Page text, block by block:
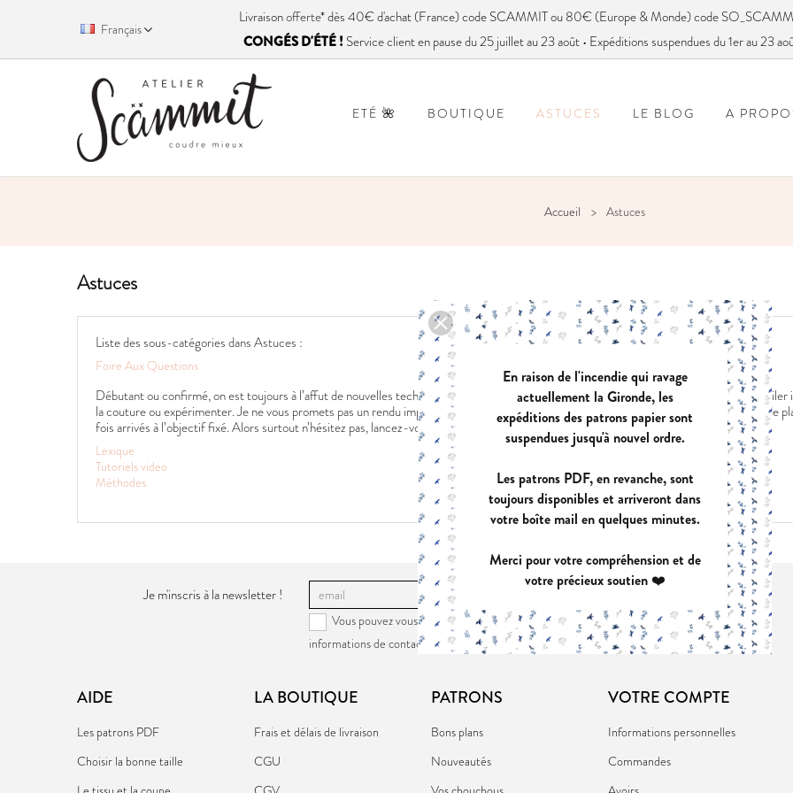
Français
Livraisonofferte* dès 40€ d'achat (France) code SCAMMIT ou 80€ (Europe & Monde) code
CONGÉS D'ÉTÉ ! Service client en pause du 25 juillet au 23 août • Expéditions suspendues du 1er au 23
ETÉ 🌺 BOUTIQUE ASTUCES LE BLOG A
Accueil Astuces
Astuces
Liste des sous-catégories dans Astuces :
Foire Aux Questions
Débutant ou confirmé, on est toujours à l’affut de nouvelles techniques faciles à réaliser pour un rendu impeccable. J’ai essayé de
la couture ou expérimenter. Je ne vous promets pas un rendu impeccable immédiat, mais une chose est sûre, vous prendrez beaucoup de
fois arrivés à l’objectif fixé. Alors surtout n’hésitez pas, lancez-vous !
Lexique
Tutoriels video
Méthodes
Je m'inscris à la newsletter !
Vous pouvez vous désinscrire à tout moment. Vous trouverez pour cela nos
informations de contact dans la politique de confidentialitédu site.
AIDE
Les patrons PDF
Choisir la bonne taille
LA BOUTIQUE
Frais et délais de livraison
CGU
PATRONS
Bons plans
Nouveautés
VOTRE COMPTE
Informations personnelles
Commandes
En raison de l'incendie qui ravage
actuellement la Gironde, les
expéditions des patrons papier sont
suspendues jusqu'à nouvel ordre.
Les patrons PDF, en revanche, sont
toujours disponibles et arriveront dans
votre boîte mail en quelques minutes.
Merci pour votre compréhension et de
votre précieux soutien ❤️